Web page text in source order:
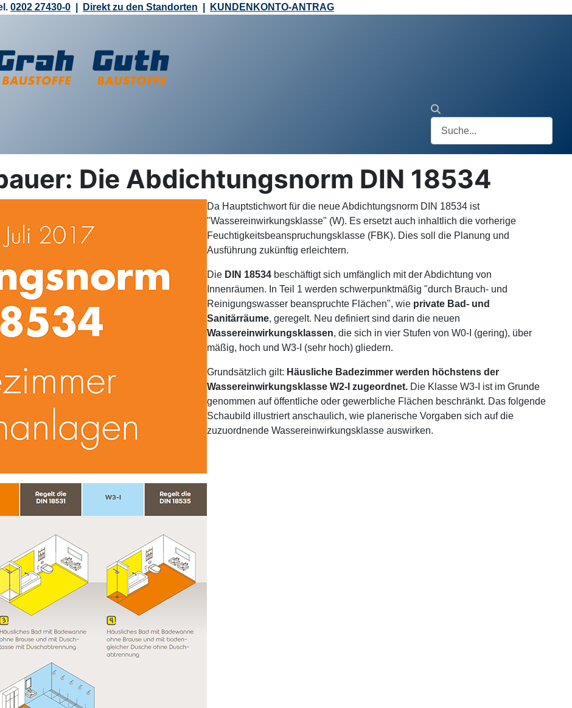
0202 27430-0 Direkt zu den Standorten KUNDENKONTO-ANTRAG
Die Abdichtungsnorm DIN 18534
Da Hauptstichwort für die neue Abdichtungsnorm DIN 18534 ist
"Wassereinwirkungsklasse" (W). Es ersetzt auch inhaltlich die vorherige
Feuchtigkeitsbeanspruchungsklasse (FBK). Dies soll die Planung und
Ausführung zukünftig erleichtern.
Die DIN 18534 beschäftigt sich umfänglich mit der Abdichtung von
Innenräumen. In Teil 1 werden schwerpunktmäßig "durch Brauch- und
Reinigungswasser beanspruchte Flächen", wie private Bad- und
Sanitärräume, geregelt. Neu definiert sind darin die neuen
Wassereinwirkungsklassen, die sich in vier Stufen von W0-I (gering), über
mäßig, hoch und W3-I (sehr hoch) gliedern.
Grundsätzlich gilt: Häusliche Badezimmer werden höchstens der
Wassereinwirkungsklasse W2-I zugeordnet. Die Klasse W3-I ist im Grunde
genommen auf öffentliche oder gewerbliche Flächen beschränkt. Das folgende
Schaubild illustriert anschaulich, wie planerische Vorgaben sich auf die
zuzuordnende Wassereinwirkungsklasse auswirken.